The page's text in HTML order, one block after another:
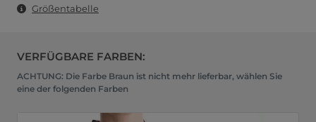
Größentabelle
VERFÜGBARE FARBEN:
ACHTUNG: Die Farbe Braun ist nicht mehr lieferbar, wählen Sie
eine der folgenden Farben